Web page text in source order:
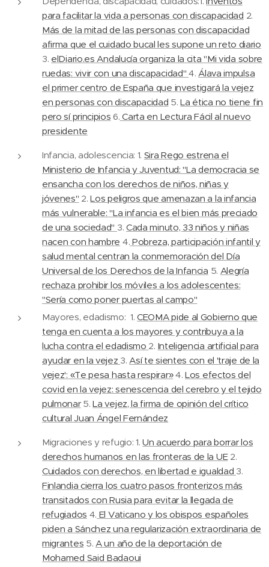
para facilitar la vida a personas con discapacidad 2.
Más de la mitad de las personas con discapacidad
afirma que el cuidado bucal les supone un reto diario
3. elDiario.es Andalucía organiza la cita "Mi vida sobre
ruedas: vivir con una discapacidad"4.Álava impulsa
el primer centro de España que investigará la vejez
en personas con discapacidad 5.La ética no tiene fin
pero sí principios 6. Carta en Lectura Fácil al nuevo
presidente
Infancia, adolescencia: 1. Sira Rego estrena el
Ministerio de Infancia y Juventud: "La democracia se
ensancha con los derechos de niños, niñas y
jóvenes" 2.Los peligros que amenazan a la infancia
más vulnerable: "La infancia es el bien más preciado
de una sociedad" 3. Cada minuto, 33 niños y niñas
nacen con hambre 4. Pobreza, participación infantil y
salud mental centran la conmemoración del Día
Universal de los Derechos de la Infancia 5. Alegría
rechaza prohibir los móviles a los adolescentes:
"Sería como poner puertas al campo"
Mayores, edadismo: 1.CEOMA pide al Gobierno que
tenga en cuenta a los mayores y contribuya a la
lucha contra el edadismo 2. Inteligencia artificial para
ayudar en la vejez 3.Así te sientes con el 'traje de la
vejez': «Te pesa hasta respirar»4.Los efectos del
covid en la vejez: senescencia del cerebro y el tejido
pulmonar5.La vejez, la firma de opinión del crítico
cultural Juan Ángel Fernández
Migraciones y refugio: 1.Un acuerdo para borrar los
derechos humanos en las fronteras de la UE2.
Cuidados con derechos, en libertad e igualdad 3.
Finlandia cierra los cuatro pasos fronterizos más
transitados con Rusia para evitar la llegada de
refugiados 4. El Vaticano y los obispos españoles
piden a Sánchez una regularización extraordinaria de
migrantes 5.A un año de la deportación de
Mohamed Said Badaoui